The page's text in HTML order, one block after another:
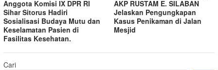
Anggota Komisi IX DPR RI
Sihar Sitorus Hadiri
Sosialisasi Budaya Mutu dan
Keselamatan Pasien di
Fasilitas Kesehatan.
AKP RUSTAM E. SILABAN
Jelaskan Pengungkapan
Kasus Penikaman di Jalan
Mesjid
Cari